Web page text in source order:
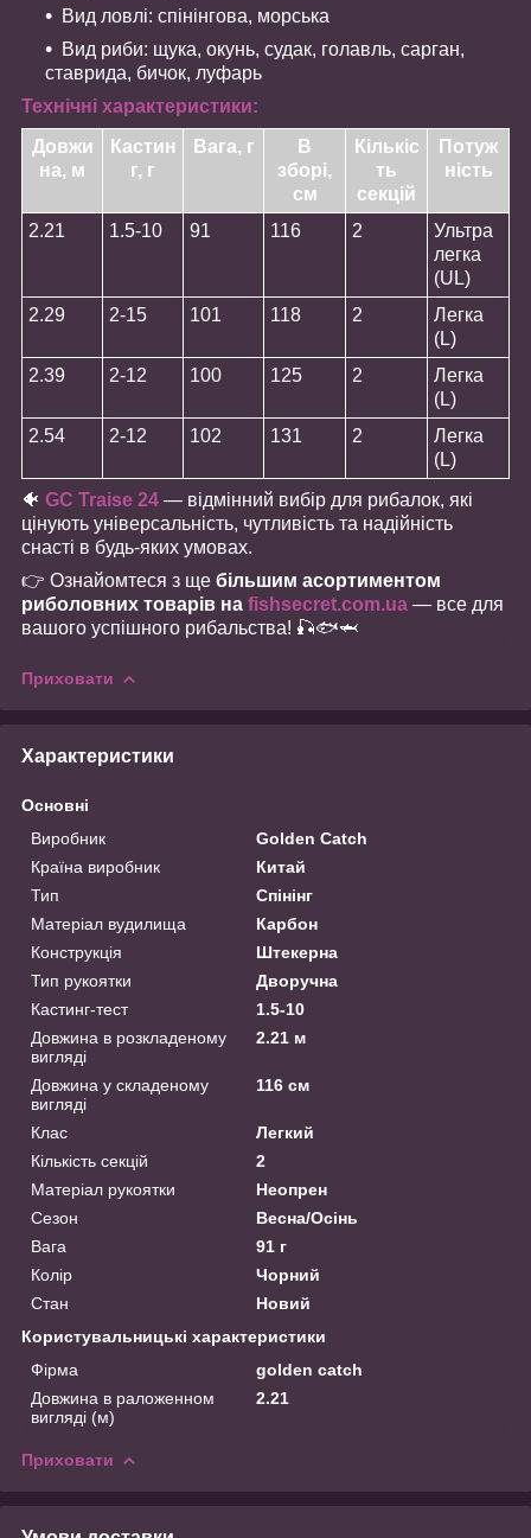
Вид ловлі: спінінгова, морська
Вид риби: щука, окунь, судак, голавль, сарган,
ставрида, бичок, луфарь
Технічні характеристики:
Довжи
на, м
Кастин
г, г
Вага, г
В
зборі,
см
Кількіс
ть
секцій
Потуж
ність
2.21 1.5-10 91 116 2
Ультра
легка
(UL)
2.29
2-15 101 118 2
Легка
(L)
2.39
2-12 100 125 2
Легка
(L)
2.54
2-12 102 131 2
Легка
(L)
🐠 GC Traise 24 — відмінний вибір для рибалок, які
цінують універсальність, чутливість та надійність
снасті в будь-яких умовах.
👉 Ознайомтеся з ще більшим асортиментом
риболовних товарів на fishsecret.com.ua — все для
вашого успішного рибальства! 🎣🐟🦈
Приховати
Характеристики
Основні
Виробник
Golden Catch
Країна виробник
Китай
Тип
Спінінг
Матеріал вудилища
Карбон
Конструкція
Штекерна
Тип рукоятки
Дворучна
Кастинг-тест
1.5-10
Довжина в розкладеному
вигляді
2.21 м
Довжина у складеному
вигляді
116 см
Клас
Легкий
Кількість секцій
2
Матеріал рукоятки
Неопрен
Сезон
Весна/Осінь
Вага
91 г
Колір
Чорний
Стан
Новий
Користувальницькі характеристики
Фірма
golden catch
Довжина в раложенном
вигляді (м)
2.21
Приховати